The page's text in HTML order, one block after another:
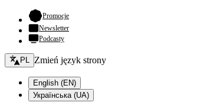
Promocje- otwiera się w nowej karcie
Newsletter
Podcasty
Zmień język - bieżący:
PL Zmień język strony
English (EN)
Українська (UA)